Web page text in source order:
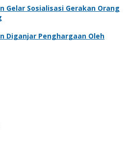
Gelar Sosialisasi Gerakan Orang
Diganjar Penghargaan Oleh